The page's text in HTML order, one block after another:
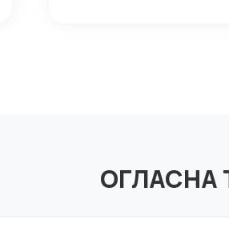
ОГЛАСНА